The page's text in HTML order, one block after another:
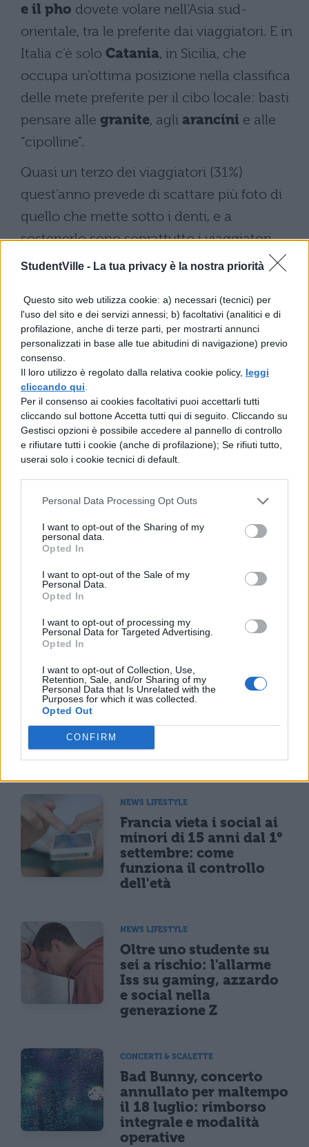
StudentVille - La tua privacy è la nostra priorità
Questo sito web utilizza cookie: a) necessari (tecnici) per
l'uso del sito e dei servizi annessi; b) facoltativi (analitici e di
profilazione, anche di terze parti, per mostrarti annunci
personalizzati in base alle tue abitudini di navigazione) previo
consenso.
Il loro utilizzo è regolato dalla relativa cookie policy, leggi
cliccando qui
Per il consenso ai cookies facoltativi puoi accettarli tutti
cliccando sul bottone Accetta tutti qui di seguito. Cliccando su
Gestisci opzioni è possibile accedere al pannello di controllo
e rifiutare tutti i cookie (anche di profilazione); Se rifiuti tutto,
userai solo i cookie tecnici di default.
Personal Data Processing Opt Outs
I want to opt-out of the Sharing of my
personal data.
Opted In
I want to opt-out of the Sale of my
Personal Data.
Opted In
I want to opt-out of processing my
Personal Data for Targeted Advertising.
Opted In
I want to opt-out of Collection, Use,
Retention, Sale, and/or Sharing of my
Personal Data that Is Unrelated with the
Purposes for which it was collected.
Opted Out
CONFIRM
e il pho dovete volare nell’Asia sud-
orientale, tra le preferite dai viaggiatori. E in
Italia c’è solo Catania, in Sicilia, che
occupa un’ottima posizione nella classifica
delle mete preferite per il cibo locale: basti
pensare alle granite, agli arancini e alle
“cipolline”.
Quasi un terzo dei viaggiatori (31%)
quest’anno prevede di scattare più foto di
quello che mette sotto i denti, e a
sostenerlo sono soprattutto i viaggiatori
asiatici provenienti dalla Cina (65%),
dall’Indonesia (50%) e da Hong Kong (48%).
Pepijn Rijvers , Senior Vice President e
Chief Marketing Officer di Booking.com, ha
dichiarato:
Il cibo riveste un ruolo fondamentale nella
scelta della destinazione e nell’esperienza
contatto con le comunità locali ed
esplorare il nuovo, il diverso. Grazie ai
consigli di chi ha già soggiornato, i
viaggiatori possono identificare le mete
migliori da visitare e luoghi tutti da
scoprire, e girare il mondo a proprio
gusto!
TI POTREBBE INTERESSARE
NEWS LIFESTYLE
Francia vieta i social ai
minori di 15 anni dal 1°
settembre: come
funziona il controllo
dell'età
NEWS LIFESTYLE
Oltre uno studente su
sei a rischio: l'allarme
Iss su gaming, azzardo
e social nella
generazione Z
CONCERTI & SCALETTE
Bad Bunny, concerto
annullato per maltempo
il 18 luglio: rimborso
integrale e modalità
operative